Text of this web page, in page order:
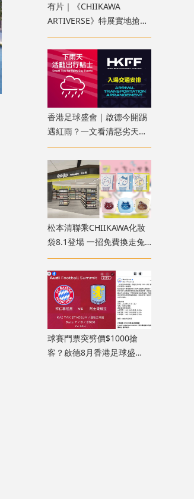
有片｜《CHIIKAWA
ARTIVERSE》特展實地搶先
睇！全球首座木馬、4重宇
宙展區
香港足球盛會｜啟德今開踢
遇紅雨？一文看清惡劣天氣
安排、入場注意事項、限定
店位置
松本清聯乘CHIIKAWA化妝
袋8.1登場 一招免費換走兔
兔/小八收納袋！九龍灣新店
3大開幕優惠
球賽門票突劈價$1000搶
客？啟德8月香港足球盛